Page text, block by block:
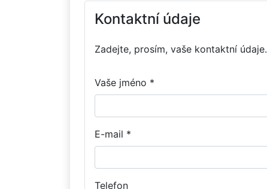
Kontaktní údaje
Zadejte, prosím, vaše kontaktní údaje.
Vaše jméno *
E-mail *
Telefon